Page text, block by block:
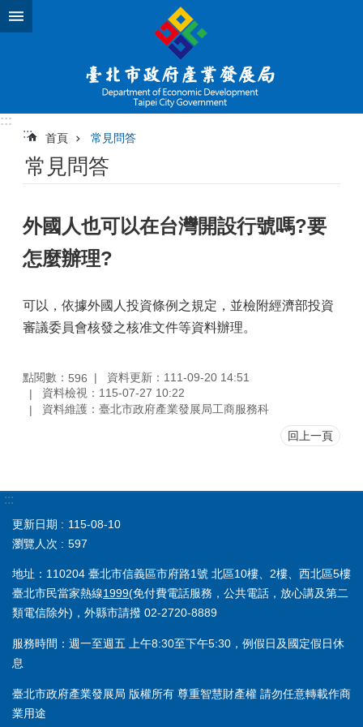
跳到主要內容區塊
:::
:::
首頁 常見問答
常見問答
外國人也可以在台灣開設行號嗎?要
怎麼辦理?
可以，依據外國人投資條例之規定，並檢附經濟部投資
審議委員會核發之核准文件等資料辦理。
點閱數： 596
資料更新：111-09-20 14:51
資料檢視：115-07-27 10:22
資料維護：臺北市政府產業發展局工商服務科
回上一頁
:::
更新日期
115-08-10
瀏覽人次
597
地址：110204 臺北市信義區市府路1號 北區10樓、2樓、西北區5樓
臺北市民當家熱線1999(免付費電話服務，公共電話，放心講及第二
類電信除外)，外縣市請撥 02-2720-8889
服務時間：週一至週五 上午8:30至下午5:30，例假日及國定假日休
息
臺北市政府產業發展局 版權所有 尊重智慧財產權 請勿任意轉載作商
業用途